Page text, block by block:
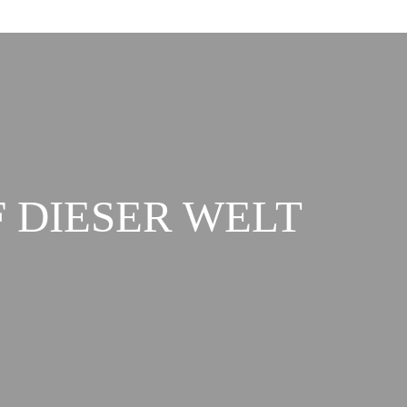
WELT